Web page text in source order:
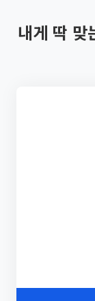
내게 딱 맞